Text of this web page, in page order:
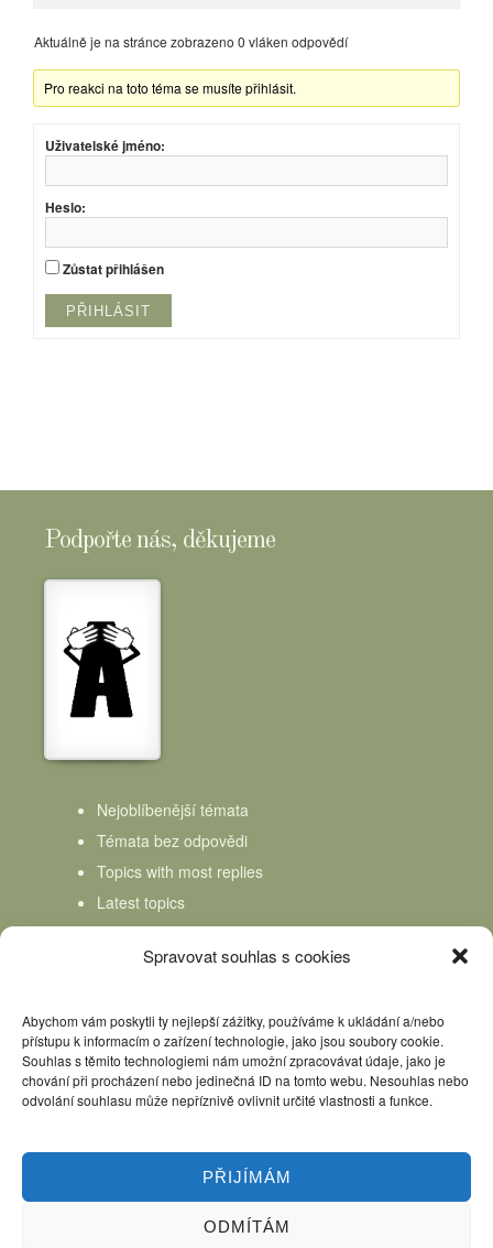
Spravovat souhlas s cookies
Abychom vám poskytli ty nejlepší zážitky, používáme k ukládání a/nebo
přístupu k informacím o zařízení technologie, jako jsou soubory cookie.
Souhlas s těmito technologiemi nám umožní zpracovávat údaje, jako je
chování při procházení nebo jedinečná ID na tomto webu. Nesouhlas nebo
odvolání souhlasu může nepříznivě ovlivnit určité vlastnosti a funkce.
PŘIJÍMÁM
ODMÍTÁM
Aktuálně je na stránce zobrazeno 0 vláken odpovědí
Pro reakci na toto téma se musíte přihlásit.
Uživatelské jméno:
Heslo:
Zůstat přihlášen
PŘIHLÁSIT
Podpořte nás, děkujeme
Nejoblíbenější témata
Témata bez odpovědi
Topics with most replies
Latest topics
Topics Freshness